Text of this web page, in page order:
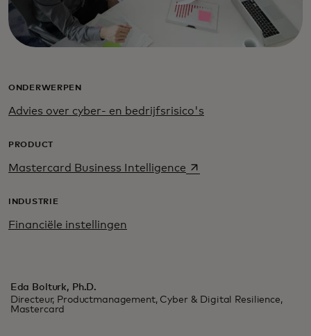
ONDERWERPEN
Advies over cyber- en bedrijfsrisico's
PRODUCT
Mastercard Business Intelligence opens in a new tab
INDUSTRIE
Financiële instellingen
Eda Bolturk, Ph.D.
Directeur, Productmanagement, Cyber & Digital Resilience,
Mastercard